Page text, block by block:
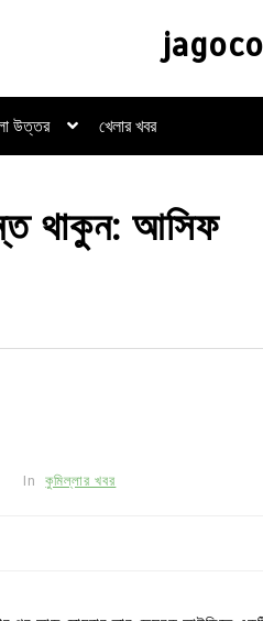
উত্তর খেলার খবর
থাকুন: আসিফ
In কুমিল্লার খবর